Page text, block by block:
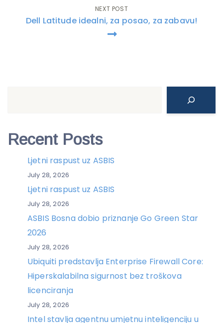
NEXT POST
Dell Latitude idealni, za posao, za zabavu!
Recent Posts
Ljetni raspust uz ASBIS
July 28, 2026
Ljetni raspust uz ASBIS
July 28, 2026
ASBIS Bosna dobio priznanje Go Green Star
2026
July 28, 2026
Ubiquiti predstavlja Enterprise Firewall Core:
Hiperskalabilna sigurnost bez troškova
licenciranja
July 28, 2026
Intel stavlja agentnu umjetnu inteligenciju u